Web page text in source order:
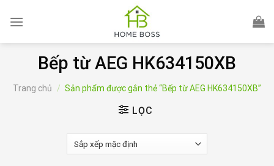
Bếp từ AEG HK634150XB
Trang chủ / Sản phẩm được gắn thẻ “Bếp từ AEG HK634150XB”
LỌC